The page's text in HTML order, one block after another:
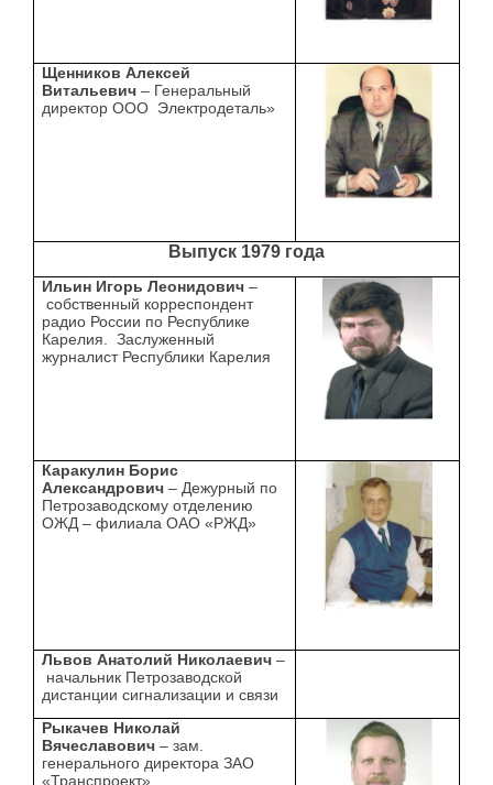
Щенников Алексей
Витальевич– Генеральный
директор ООО Электродеталь»
Выпуск 1979 года
Ильин Игорь Леонидович–
собственный корреспондент
радио России по Республике
Карелия. Заслуженный
журналист Республики Карелия
Каракулин Борис
Александрович – Дежурный по
Петрозаводскому отделению
ОЖД – филиала ОАО «РЖД»
Львов Анатолий Николаевич –
начальник Петрозаводской
дистанции сигнализации и связи
Рыкачев Николай
Вячеславович – зам.
генерального директора ЗАО
«Транспроект»